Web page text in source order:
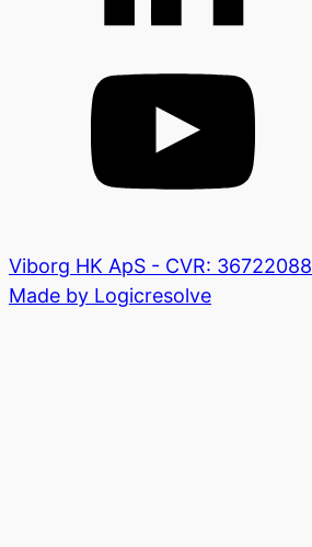
Viborg HK ApS - CVR: 36722088
Made by Logicresolve